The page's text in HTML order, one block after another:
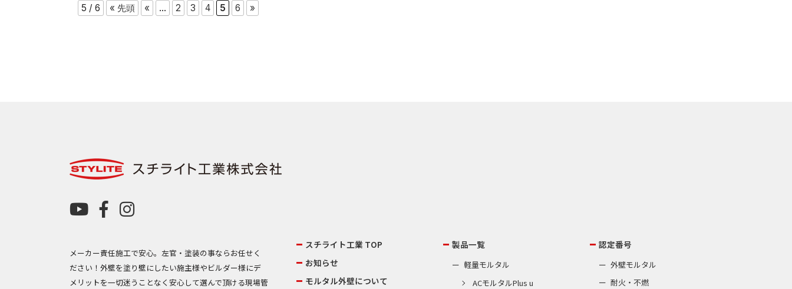
5 / 6 « 先頭 « ... 2 3 4 5 6 »
メーカー責任施工で安心。左官・塗装の事ならお任せく
ださい！外壁を塗り壁にしたい施主様やビルダー様にデ
メリットを一切迷うことなく安心して選んで頂ける現場管
スチライト工業 TOP
お知らせ
モルタル外壁について
製品一覧
軽量モルタル
ACモルタルPlus u
認定番号
外壁モルタル
耐火・不燃